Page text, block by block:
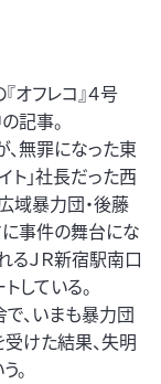
フレコ』４号
記事。
無罪になった東
ト」社長だった西
域暴力団・後藤
事件の舞台にな
るＪＲ新宿駅南口
している。
、いまも暴力団
けた結果、失明
。